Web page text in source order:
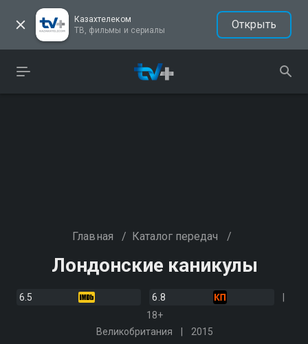
Казахтелеком
ТВ, фильмы и сериалы
Открыть
Главная / Каталог передач /
Лондонские каникулы
6.5
6.8
18+
Великобритания
2015